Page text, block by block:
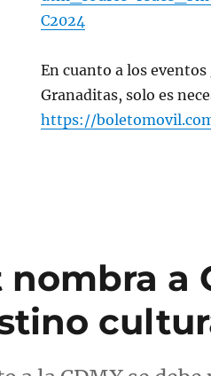
C2024
En cuanto a los
Granaditas, solo es
https://
a